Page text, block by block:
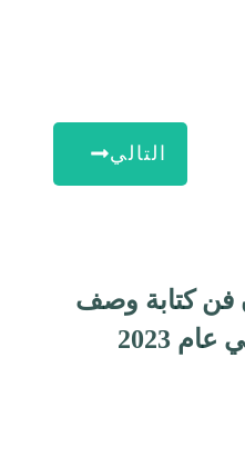
التالي
كتابة وصف